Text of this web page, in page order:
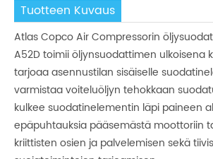
Tuotteen Kuvaus
Atlas Copco Air Compressorin
A52D toimii öljynsuodattimen ulkoisena
tarjoaa asennustilan sisäiselle
varmistaa voiteluöljyn tehokkaan
kulkee suodatinelementin läpi paineen
epäpuhtauksia pääsemästä moottoriin
kriittisten osien ja palvelemisen sekä